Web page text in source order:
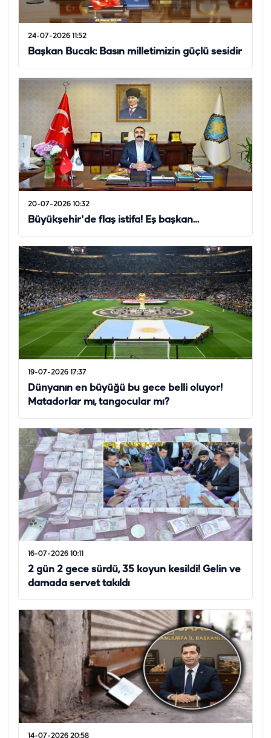
24-07-2026 11:52
Başkan Bucak: Basın milletimizin güçlü sesidir
20-07-2026 10:32
Büyükşehir'de flaş istifa! Eş başkan…
19-07-2026 17:37
Dünyanın en büyüğü bu gece belli oluyor!
Matadorlar mı, tangocular mı?
16-07-2026 10:11
2 gün 2 gece sürdü, 35 koyun kesildi! Gelin ve
damada servet takıldı
14-07-2026 20:58